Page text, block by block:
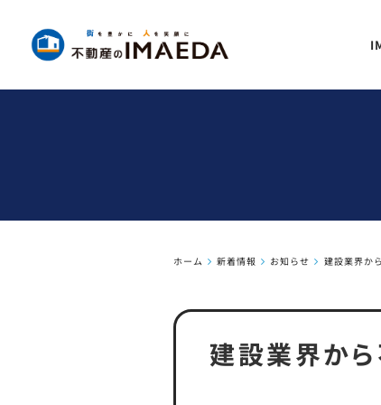
ホーム 新着情報 お知らせ 建設業界か
建設業界か